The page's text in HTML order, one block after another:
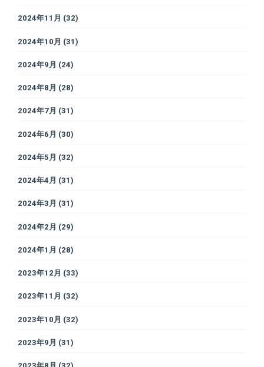
2024年11月 (32)
2024年10月 (31)
2024年9月 (24)
2024年8月 (28)
2024年7月 (31)
2024年6月 (30)
2024年5月 (32)
2024年4月 (31)
2024年3月 (31)
2024年2月 (29)
2024年1月 (28)
2023年12月 (33)
2023年11月 (32)
2023年10月 (32)
2023年9月 (31)